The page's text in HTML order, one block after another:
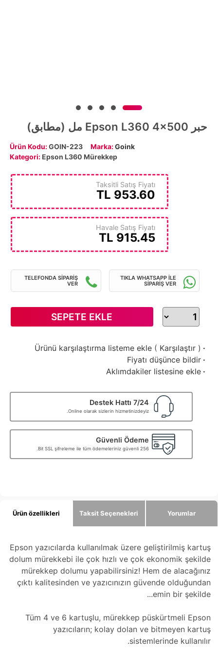
حبر Epson L360 4x500 مل (مطابق)
Ürün Kodu:GOIN-223 Marka:Goink
Kategori: Epson L360 Mürekkep
Taksitli Satış Fiyatı
953.60
Havale Satış Fiyatı
915.45
TELEFONDA SİPARİŞ
VER
TIKLA WHATSAPP İLE
SİPARİŞ VER
SEPETE EKLE
·
Ürünü karşılaştırma listeme ekle ( Karşılaştır )
·
Fiyatı düşünce bildir
·
Aklımdakiler listesine ekle
7/24 Destek Hattı
Online olarak sizlerin hizmetinizdeyiz.
Güvenli Ödeme
256 Bit SSL şifreleme ile tüm ödemeleriniz güvenli.
Ürün özellikleri Taksit Seçenekleri Yorumlar
Epson yazıcılarda kullanılmak üzere geliştirilmiş kartuş
dolum mürekkebi ile çok hızlı ve çok ekonomik şekilde
mürekkep dolumu yapabilirsiniz! Hem de alacağınız
çıktı kalitesinden ve yazıcınızın güvende olduğundan
emin bir şekilde...
Tüm 4 ve 6 kartuşlu, mürekkep püskürtmeli Epson
yazıcıların; kolay dolan ve bitmeyen kartuş
sistemlerinde kullanılır.